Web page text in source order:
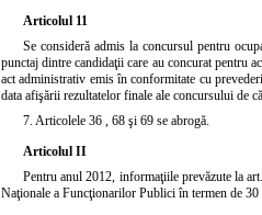
Articolul 11
Se consideră admis la concursul pentru
punctaj dintre candidaţii care au concurat pentru
act administrativ emis în conformitate cu
data afişării rezultatelor finale ale concursului de
7. Articolele 36 , 68 şi 69 se abrogă.
Articolul II
Pentru anul 2012, informaţiile prevăzute la
Naţionale a Funcţionarilor Publici în termen de